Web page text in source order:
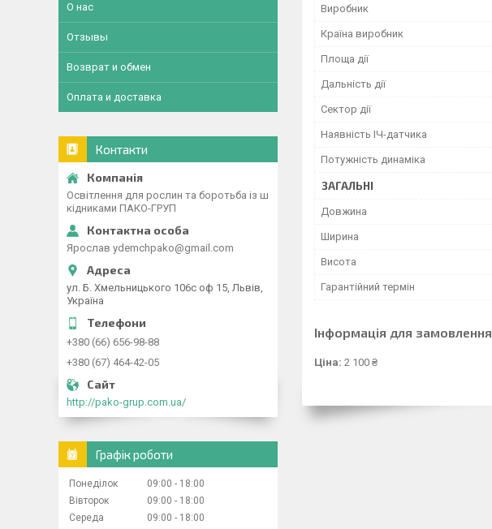
Виробник
Країна виробник
Площа дії
Дальність дії
Сектор дії
Наявність ІЧ-датчика
Потужність динаміка
ЗАГАЛЬНІ
Довжина
Ширина
Висота
Гарантійний термін
Інформація для замовлення
Ціна: 2 100 ₴
О нас
Отзывы
Возврат и обмен
Оплата и доставка
Контакти
Освітлення для рослин та боротьба із ш
кідниками ПАКО-ГРУП
Ярослав ydemchpako@gmail.com
ул. Б. Хмельницького 106с оф 15, Львів,
Україна
+380 (66) 656-98-88
+380 (67) 464-42-05
http://pako-grup.com.ua/
Графік роботи
Понеділок 09:00
18:00
Вівторок
09:00
18:00
Середа
09:00 18:00